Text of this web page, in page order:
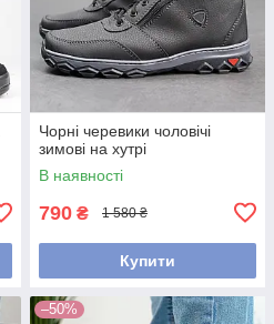
Чорні черевики чоловічі
зимові на хутрі
В наявності
790 ₴ 1 580 ₴
Купити
–50%